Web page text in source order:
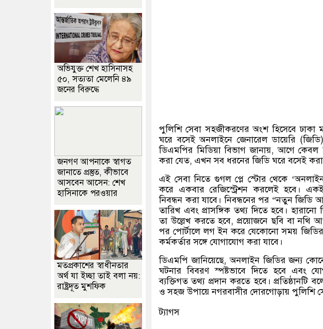
পুলিশি সেবা সহজীকরণের অংশ হিসেবে
ঘরে বসেই অনলাইনে জেনারেল ডায়েরি
ডিএমপির মিডিয়া বিভাগ জানায়, আগে কেবল
করা যেত, এখন সব ধরনের জিডি ঘরে বসেই করা
এই সেবা নিতে গুগল প্লে স্টোর থেকে
করে একবার রেজিস্ট্রেশন করলেই হবে।
নিবন্ধন করা যাবে। নিবন্ধনের পর “নতুন জিডি
তারিখ এবং প্রাসঙ্গিক তথ্য দিতে হবে।
তা উল্লেখ করতে হবে, প্রয়োজনে ছবি বা
পর পোর্টালে লগ ইন করে যেকোনো সময় জিডির
কর্মকর্তার সঙ্গে যোগাযোগ করা যাবে।
ডিএমপি জানিয়েছে, অনলাইন জিডির জন্য
ঘটনার বিবরণ স্পষ্টভাবে দিতে হবে এবং
ব্যক্তিগত তথ্য প্রদান করতে হবে।
ও সহজ উপায়ে নগরবাসীর দোরগোড়ায় পুলিশি
ট্যাগস
অভিযুক্ত শেখ হাসিনাসহ
৫০, সত্যতা মেলেনি ৪৯
জনের বিরুদ্ধে
জনগণ আপনাকে স্বাগত
জানাতে প্রস্তুত, কীভাবে
আসবেন আসেন: শেখ
হাসিনাকে পরওয়ার
মতপ্রকাশের স্বাধীনতার
অর্থ যা ইচ্ছা তাই বলা নয়:
রাষ্ট্রদূত মুশফিক